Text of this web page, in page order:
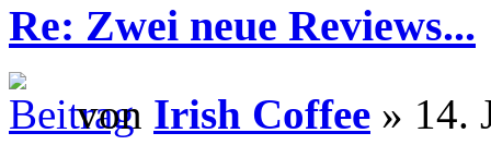
Re: Zwei neue Reviews...
von Irish Coffee » 14.